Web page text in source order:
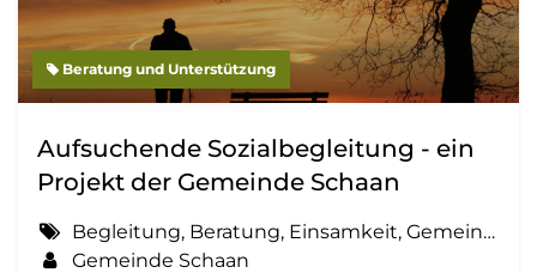
Beratung und Unterstützung
Aufsuchende Sozialbegleitung - ein
Projekt der Gemeinde Schaan
Begleitung, Beratung, Einsamkeit, Gemeinde, Information, Sozialbegleitung
Gemeinde Schaan